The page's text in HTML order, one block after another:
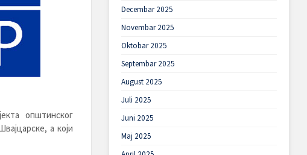
општинског
а који
Decembar 2025
Novembar 2025
Oktobar 2025
Septembar 2025
August 2025
Juli 2025
Juni 2025
Maj 2025